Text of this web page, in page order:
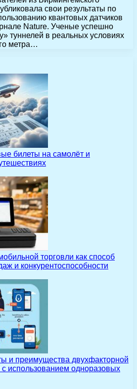
свои результаты по
квантовых датчиков
Nature. Ученые успешно
туннелей в реальных условиях
метра…
билеты на самолёт и
торговли как способ
и конкурентоспособности
и преимущества двухфакторной
использованием одноразовых